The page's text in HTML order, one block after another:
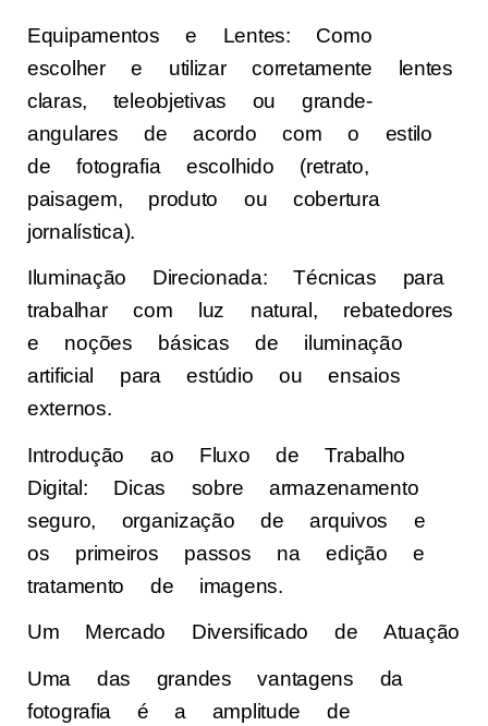
Equipamentos e Lentes: Como
escolher e utilizar corretamente lentes
claras, teleobjetivas ou grande-
angulares de acordo com o estilo
de fotografia escolhido (retrato,
paisagem, produto ou cobertura
jornalística).
Iluminação Direcionada: Técnicas para
trabalhar com luz natural, rebatedores
e noções básicas de iluminação
artificial para estúdio ou ensaios
externos.
Introdução ao Fluxo de Trabalho
Digital: Dicas sobre armazenamento
seguro, organização de arquivos e
os primeiros passos na edição e
tratamento de imagens.
Um Mercado Diversificado de Atuação
Uma das grandes vantagens da
fotografia é a amplitude de